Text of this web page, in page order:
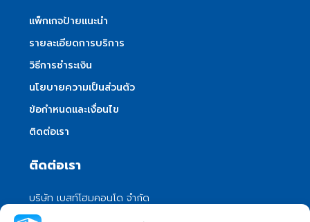
แพ็กเกจป้ายแนะนำ
รายละเอียดการบริการ
วิธีการชำระเงิน
นโยบายความเป็นส่วนตัว
ข้อกำหนดและเงื่อนไข
ติดต่อเรา
ติดต่อเรา
บริษัท เบสท์โฮมคอนโด จำกัด